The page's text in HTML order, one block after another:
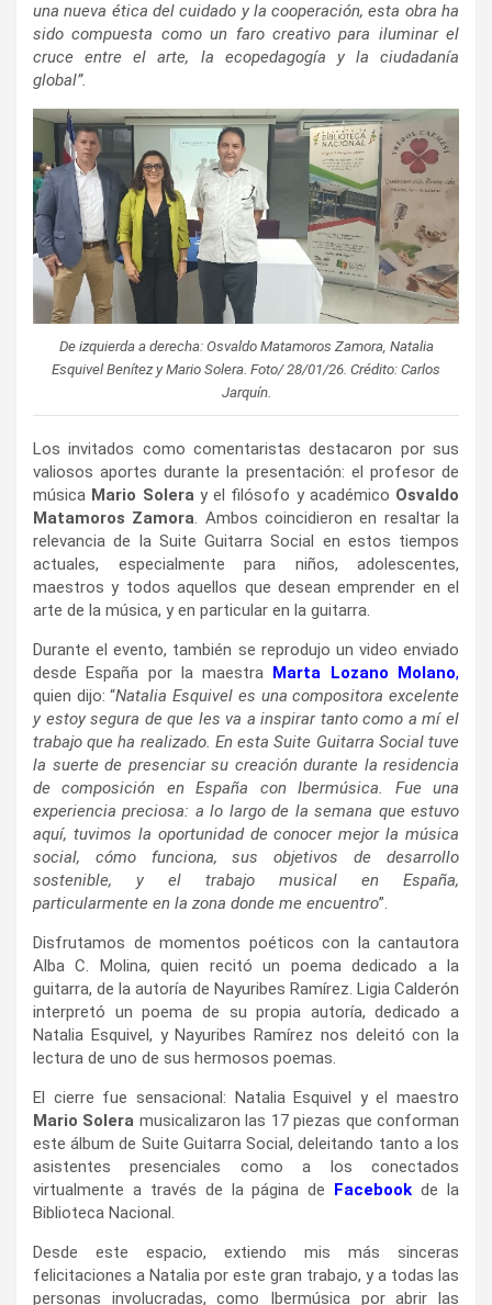
una nueva ética del cuidado y la cooperación, esta obra ha
sido compuesta como un faro creativo para iluminar el
cruce entre el arte, la ecopedagogía y la ciudadanía
global”.
De izquierda a derecha: Osvaldo Matamoros Zamora, Natalia
Esquivel Benítez y Mario Solera. Foto/ 28/01/26. Crédito: Carlos
Jarquín.
Los invitados como comentaristas destacaron por sus
valiosos aportes durante la presentación: el profesor de
música Mario Soleray el filósofo y académico Osvaldo
Matamoros Zamora. Ambos coincidieron en resaltar la
relevancia de la Suite Guitarra Social en estos tiempos
actuales, especialmente para niños, adolescentes,
maestros y todos aquellos que desean emprender en el
arte de la música, y en particular en la guitarra.
Durante el evento, también se reprodujo un video enviado
desde España por la maestra Marta Lozano Molano,
quien dijo: “Natalia Esquivel es una compositora excelente
y estoy segura de que les va a inspirar tanto como a mí el
trabajo que ha realizado. En esta Suite Guitarra Social tuve
la suerte de presenciar su creación durante la residencia
de composición en España con Ibermúsica. Fue una
experiencia preciosa: a lo largo de la semana que estuvo
aquí, tuvimos la oportunidad de conocer mejor la música
social, cómo funciona, sus objetivos de desarrollo
sostenible, y el trabajo musical en España,
particularmente en la zona donde me encuentro”.
Disfrutamos de momentos poéticos con la cantautora
Alba C. Molina, quien recitó un poema dedicado a la
guitarra, de la autoría de Nayuribes Ramírez. Ligia Calderón
interpretó un poema de su propia autoría, dedicado a
Natalia Esquivel, y Nayuribes Ramírez nos deleitó con la
lectura de uno de sus hermosos poemas.
El cierre fue sensacional: Natalia Esquivel y el maestro
Mario Solera musicalizaron las 17 piezas que conforman
este álbum de Suite Guitarra Social, deleitando tanto a los
asistentes presenciales como a los conectados
virtualmente a través de la página de Facebook de la
Biblioteca Nacional.
Desde este espacio, extiendo mis más sinceras
felicitaciones a Natalia por este gran trabajo, y a todas las
personas involucradas, como Ibermúsica por abrir las